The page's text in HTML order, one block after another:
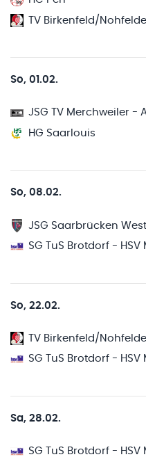
TV Birkenfeld/
So, 01.02.
JSG TV Merchweiler -
HG Saarlouis
So, 08.02.
JSG Saarbrücken West
SG TuS Brotdorf -
So, 22.02.
TV Birkenfeld/
SG TuS Brotdorf -
Sa, 28.02.
SG TuS Brotdorf -